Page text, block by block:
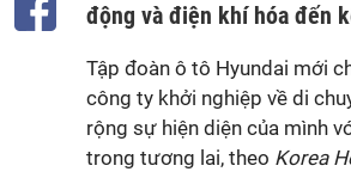
động và điện khí hóa đến
Tập đoàn ô tô Hyundai mới
công ty khởi nghiệp về di
rộng sự hiện diện của mình
trong tương lai, theo Korea